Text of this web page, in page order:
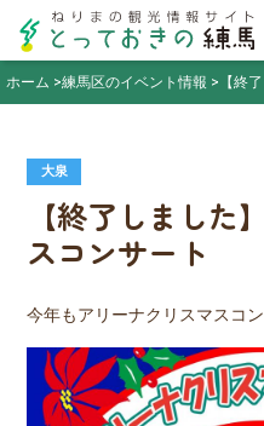
ホーム
練馬区のイベント情報 【終
大泉
【終了しました
スコンサート
今年もアリーナクリスマスコ